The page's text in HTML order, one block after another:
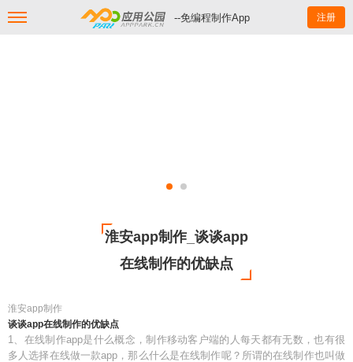
--免编程制作App 注册
淮安app制作_谈谈app
在线制作的优缺点
淮安app制作
谈谈app在线制作的优缺点
1、在线制作app是什么概念，制作移动客户端的人每天都有无数，也有很
多人选择在线做一款app，那么什么是在线制作呢？所谓的在线制作也叫做